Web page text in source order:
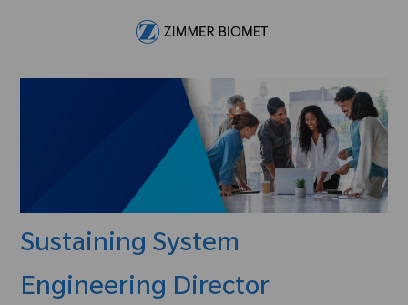
Sustaining System
Engineering Director